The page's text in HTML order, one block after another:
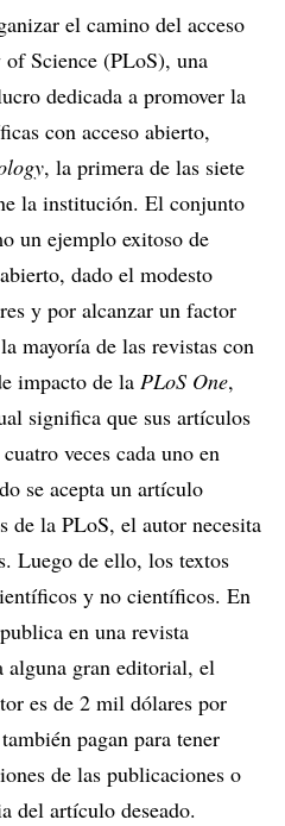
el camino del acceso
Science (PLoS), una
dedicada a promover la
con acceso abierto,
, la primera de las siete
la institución. El conjunto
un ejemplo exitoso de
dado el modesto
y por alcanzar un factor
mayoría de las revistas con
impacto de la PLoS One,
significa que sus artículos
veces cada uno en
se acepta un artículo
de la PLoS, el autor necesita
Luego de ello, los textos
y no científicos. En
en una revista
alguna gran editorial, el
es de 2 mil dólares por
pagan para tener
de las publicaciones o
del artículo deseado.